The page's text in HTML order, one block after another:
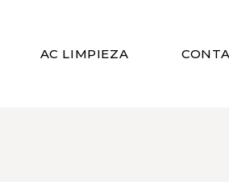
AC LIMPIEZA